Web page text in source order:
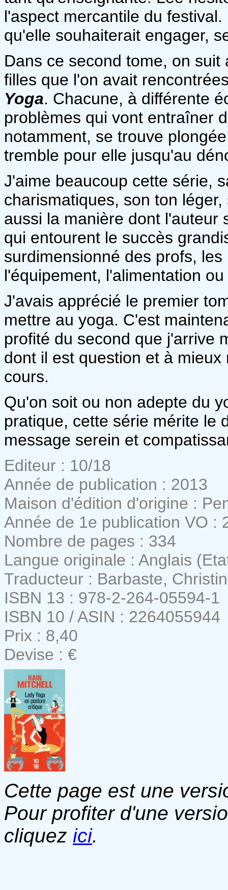
l'aspect mercantile du
qu'elle souhaiterait engager,
Dans ce second tome, on
filles que l'on avait
Yoga. Chacune, à différente
problèmes qui vont entraîner
notamment, se trouve
tremble pour elle jusqu'au
J'aime beaucoup cette série,
charismatiques, son ton
aussi la manière dont l'auteur
qui entourent le succès
surdimensionné des profs,
l'équipement, l'alimentation
J'avais apprécié le premier
mettre au yoga. C'est
profité du second que j'arrive
dont il est question et à
cours.
Qu'on soit ou non adepte du
pratique, cette série mérite le
message serein et
Editeur : 10/18
Année de publication : 2013
Maison d'édition d'origine :
Année de 1e publication VO :
Nombre de pages : 334
Langue originale : Anglais
Traducteur : Barbaste,
ISBN 13 : 978-2-264-05594-1
ISBN 10 / ASIN : 2264055944
Prix : 8,40
Devise : €
Cette page est une
Pour profiter d'une
cliquez ici.